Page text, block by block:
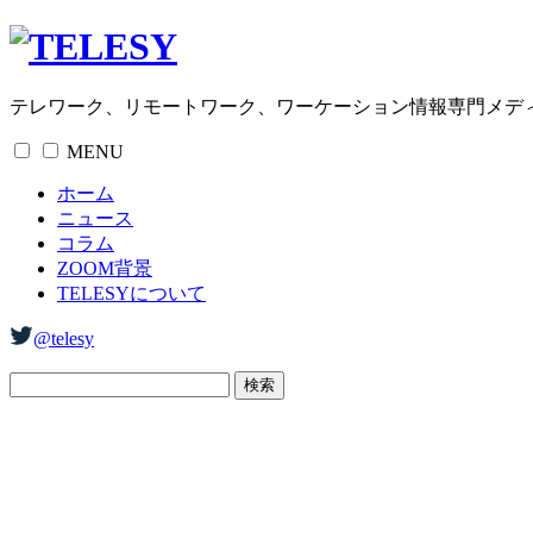
テレワーク、リモートワーク、ワーケーション情報専門メデ
MENU
ホーム
ニュース
コラム
ZOOM背景
TELESYについて
@telesy